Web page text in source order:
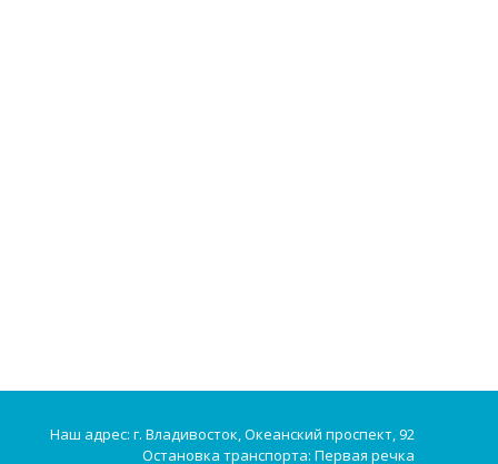
Наш адрес: г. Владивосток, Океанский проспект, 92
Остановка транспорта: Первая речка